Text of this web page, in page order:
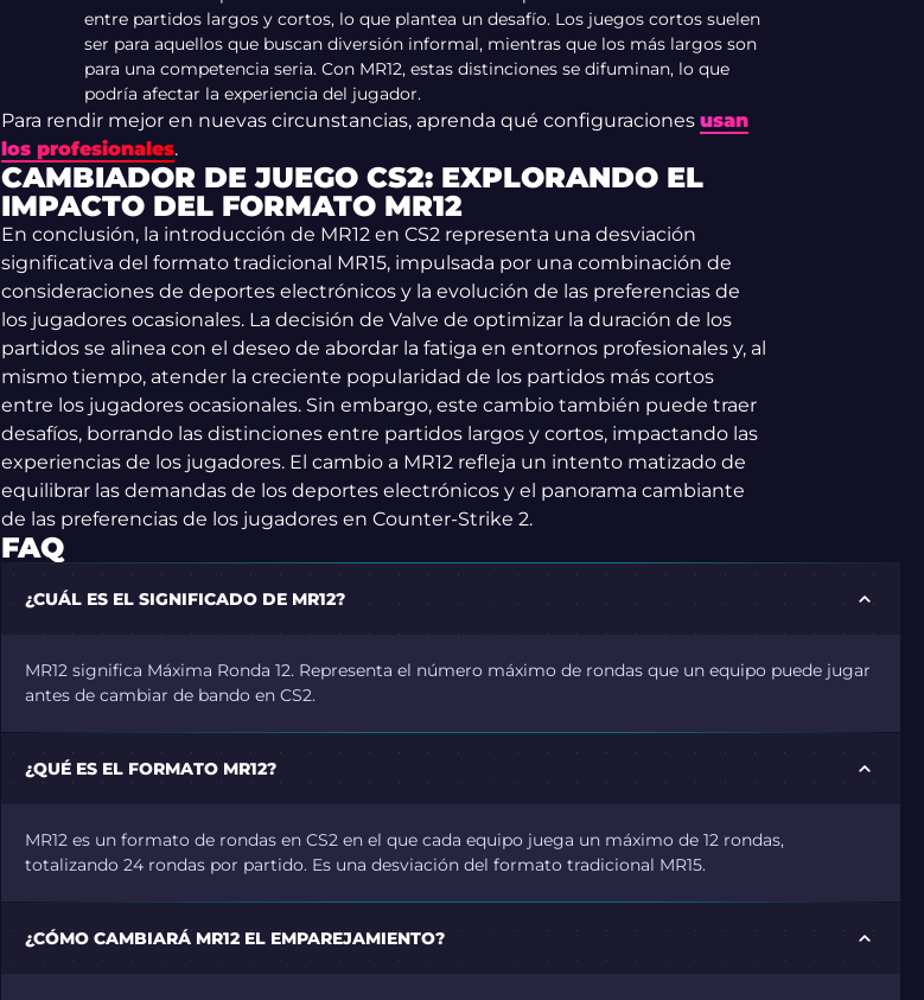
entre partidos largos y cortos, lo que plantea un desafío. Los juegos cortos suelen
ser para aquellos que buscan diversión informal, mientras que los más largos son
para una competencia seria. Con MR12, estas distinciones se difuminan, lo que
podría afectar la experiencia del jugador.
Para rendir mejor en nuevas circunstancias, aprenda qué configuraciones usan
los profesionales.
CAMBIADOR DE JUEGO CS2: EXPLORANDO EL
IMPACTO DEL FORMATO MR12
En conclusión, la introducción de MR12 en CS2 representa una desviación
significativa del formato tradicional MR15, impulsada por una combinación de
consideraciones de deportes electrónicos y la evolución de las preferencias de
los jugadores ocasionales. La decisión de Valve de optimizar la duración de los
partidos se alinea con el deseo de abordar la fatiga en entornos profesionales y, al
mismo tiempo, atender la creciente popularidad de los partidos más cortos
entre los jugadores ocasionales. Sin embargo, este cambio también puede traer
desafíos, borrando las distinciones entre partidos largos y cortos, impactando las
experiencias de los jugadores. El cambio a MR12 refleja un intento matizado de
equilibrar las demandas de los deportes electrónicos y el panorama cambiante
de las preferencias de los jugadores en Counter-Strike 2.
FAQ
¿CUÁL ES EL SIGNIFICADO DE MR12?
MR12 significa Máxima Ronda 12. Representa el número máximo de rondas que un equipo puede jugar
antes de cambiar de bando en CS2.
¿QUÉ ES EL FORMATO MR12?
MR12 es un formato de rondas en CS2 en el que cada equipo juega un máximo de 12 rondas,
totalizando 24 rondas por partido. Es una desviación del formato tradicional MR15.
¿CÓMO CAMBIARÁ MR12 EL EMPAREJAMIENTO?